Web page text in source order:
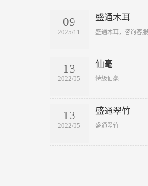
09
2025/11
盛通木耳
盛通木耳，咨询客
13
2022/05
仙毫
​特级仙毫
13
2022/05
盛通翠竹
​盛通翠竹